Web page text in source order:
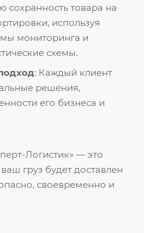
сохранность товара на
используя
мониторинга и
схемы.
: Каждый клиент
решения,
его бизнеса и
Логистик» — это
груз будет доставлен
своевременно и